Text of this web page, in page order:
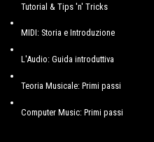
Tutorial & Tips 'n' Tricks
MIDI: Storia e Introduzione
L'Audio: Guida introduttiva
Teoria Musicale: Primi passi
Computer Music: Primi passi